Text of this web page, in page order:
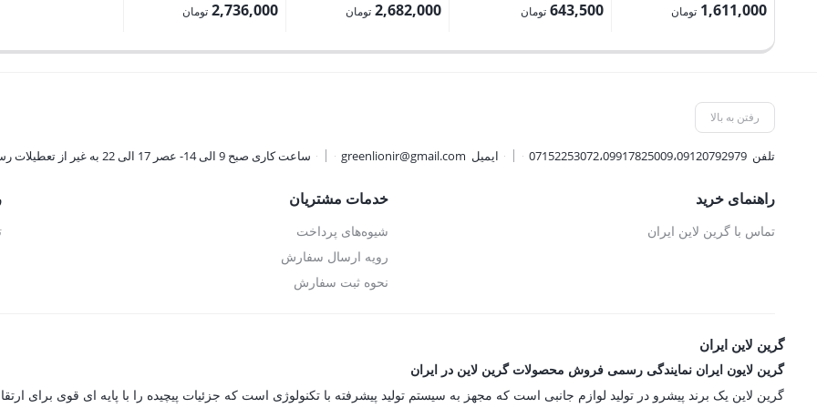
اصلی:
بود.
1,611,000 تومان
اصلی:
بود.
643,500 تومان
اصلی:
بود.
2,682,000 تومان
اصلی:
بود.
2,736,000 تومان
رفتن به بالا
تلفن07152253072،09917825009،09120792979 ایمیل greenlionir@gmail.com ساعت کاری صبح 9 الی 14- عصر 17 الی 22 به غیر از تعطیلات رسمی
راهنمای خرید
تماس با گرین لاین ایران
خدمات مشتریان
شیوه‌های پرداخت
رویه ارسال سفارش
نحوه ثبت سفارش
گرین لاین ایران
گرین لایون ایران نمایندگی رسمی فروش محصولات گرین لاین در ایران